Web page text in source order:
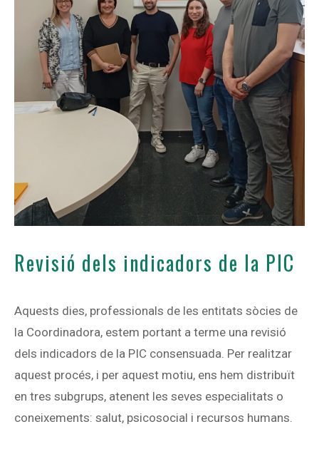
Revisió dels indicadors de la PIC
Aquests dies, professionals de les entitats sòcies de
la Coordinadora, estem portant a terme una revisió
dels indicadors de la PIC consensuada. Per realitzar
aquest procés, i per aquest motiu, ens hem distribuït
en tres subgrups, atenent les seves especialitats o
coneixements: salut, psicosocial i recursos humans.